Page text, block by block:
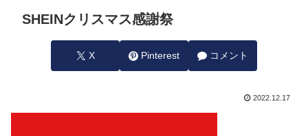
SHEINクリスマス感謝祭
X Pinterest コメント
2022.12.17